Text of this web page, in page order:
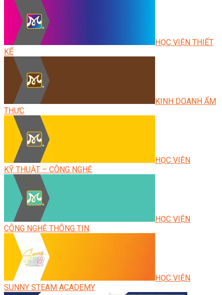
HỌC VIỆN THIẾT
KẾ
KINH DOANH ẨM
THỰC
HỌC VIỆN
KỸ THUẬT – CÔNG NGHỆ
HỌC VIỆN
CÔNG NGHỆ THÔNG TIN
HỌC VIỆN
SUNNY STEAM ACADEMY